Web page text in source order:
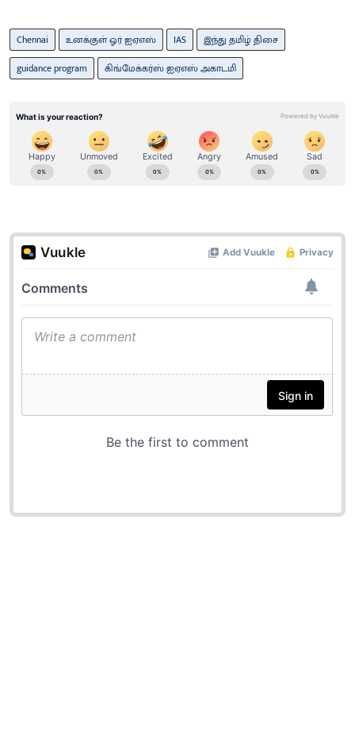
Chennai உனக்குள் ஓர் ஐஏஎஸ் IAS
இந்து தமிழ் திசை
guidance program
கிங்மேக்கர்ஸ் ஐஏஎஸ் அகாடமி